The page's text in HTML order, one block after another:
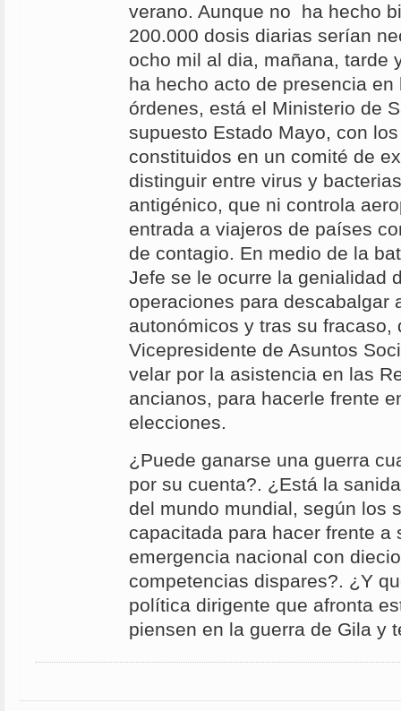
verano. Aunque no ha hecho
200.000 dosis diarias serían
ocho mil al dia, mañana, tarde
ha hecho acto de presencia
órdenes, está el Ministerio de
supuesto Estado Mayo, con
constituidos en un comité de
distinguir entre virus y
antigénico, que ni controla
entrada a viajeros de países
de contagio. En medio de la
Jefe se le ocurre la genialidad
operaciones para descabalgar
autonómicos y tras su fracaso,
Vicepresidente de Asuntos
velar por la asistencia en las
ancianos, para hacerle frente
elecciones.
¿Puede ganarse una guerra
por su cuenta?. ¿Está la
del mundo mundial, según los
capacitada para hacer frente a
emergencia nacional con
competencias dispares?. ¿Y
política dirigente que afronta
piensen en la guerra de Gila y